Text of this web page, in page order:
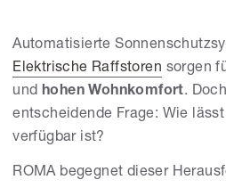
Automatisierte
Elektrische Raffstoren sorgen
und hohen Wohnkomfort.
entscheidende Frage: Wie
verfügbar ist?
ROMA begegnet dieser